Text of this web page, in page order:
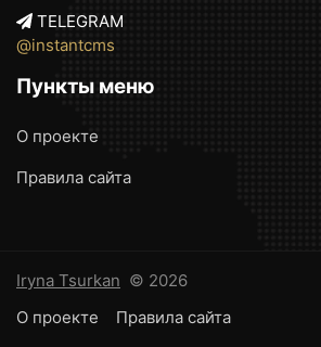
TELEGRAM
@instantcms
Пункты меню
О проекте
Правила сайта
Iryna Tsurkan © 2026
О проекте
Правила сайта